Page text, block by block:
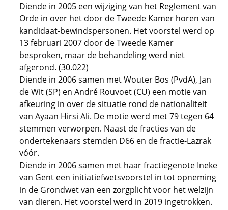
Diende in 2005 een wijziging van het Reglement van
Orde in over het door de Tweede Kamer horen van
kandidaat-bewindspersonen. Het voorstel werd op
13 februari 2007 door de Tweede Kamer
besproken, maar de behandeling werd niet
afgerond. (30.022)
Diende in 2006 samen met Wouter Bos (PvdA), Jan
de Wit (SP) en André Rouvoet (CU) een motie van
afkeuring in over de situatie rond de nationaliteit
van Ayaan Hirsi Ali. De motie werd met 79 tegen 64
stemmen verworpen. Naast de fracties van de
ondertekenaars stemden D66 en de fractie-Lazrak
vóór.
Diende in 2006 samen met haar fractiegenote Ineke
van Gent een initiatiefwetsvoorstel in tot opneming
in de Grondwet van een zorgplicht voor het welzijn
van dieren. Het voorstel werd in 2019 ingetrokken.